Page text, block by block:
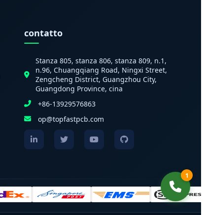
contatto
Stanza 805, stanza 806, stanza 809, n.1,
n.96, Chuangqiang Road, Ningxi Street,
Zengcheng District, Guangzhou City,
Guangdong Province, cina
+86-13929576863
op@topfastpcb.com
1